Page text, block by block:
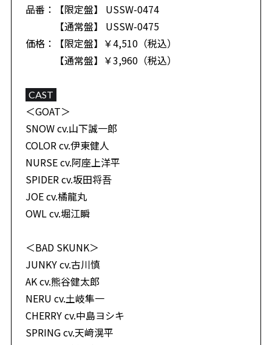
品番：【限定盤】 USSW-0474
【通常盤】 USSW-0475
価格：【限定盤】￥4,510（税込）
【通常盤】￥3,960（税込）
CAST
＜GOAT＞
SNOW cv.山下誠一郎
COLOR cv.伊東健人
NURSE cv.阿座上洋平
SPIDER cv.坂田将吾
JOE cv.橘龍丸
OWL cv.堀江瞬
＜BAD SKUNK＞
JUNKY cv.古川慎
AK cv.熊谷健太郎
NERU cv.土岐隼一
CHERRY cv.中島ヨシキ
SPRING cv.天﨑滉平